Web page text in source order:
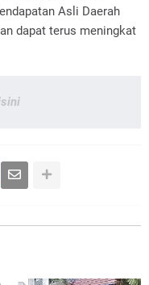
Asli Daerah
dapat terus meningkat